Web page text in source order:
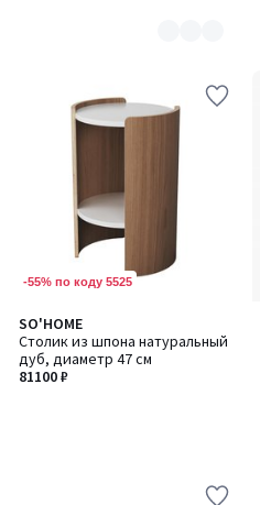
-55% по коду 5525
SO'HOME
Столик из шпона натуральный
дуб, диаметр 47 см
81100 ₽